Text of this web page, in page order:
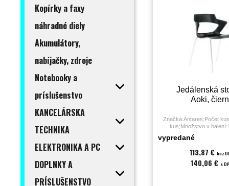
Kopírky a faxy
náhradné diely
Akumulátory,
nabíjačky, zdroje
Notebooky a
príslušenstvo
KANCELÁRSKA
TECHNIKA
ELEKTRONIKA A PC
DOPLNKY A
PRÍSLUŠENSTVO
Jedálenská
Aoki,
Značka:Antares;Počet
kus;Množstvo v
sedenia:0 - 3
sedáku:45;Záruka:36
vypredané
113,87 €bez
140,06 € s